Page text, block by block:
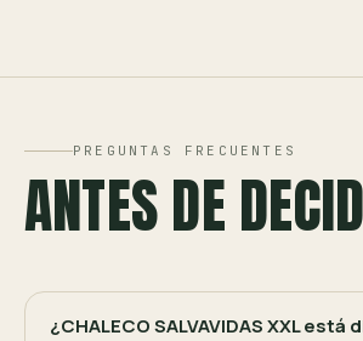
PREGUNTAS FRECUENTES
ANTES DE
¿CHALECO SALVAVIDAS XXL